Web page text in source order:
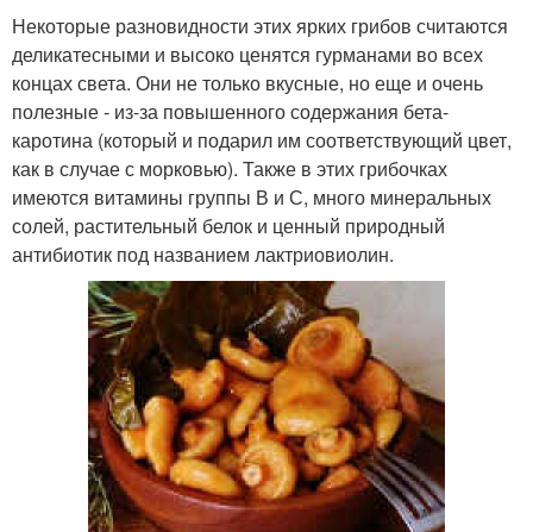
Некоторые разновидности этих ярких грибов считаются
деликатесными и высоко ценятся гурманами во всех
концах света. Они не только вкусные, но еще и очень
полезные - из-за повышенного содержания бета-
каротина (который и подарил им соответствующий цвет,
как в случае с морковью). Также в этих грибочках
имеются витамины группы В и С, много минеральных
солей, растительный белок и ценный природный
антибиотик под названием лактриовиолин.